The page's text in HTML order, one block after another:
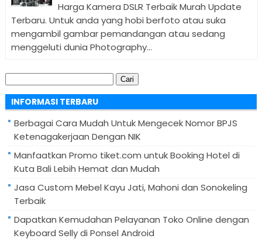
Harga Kamera DSLR Terbaik Murah Update
Terbaru. Untuk anda yang hobi berfoto atau suka
mengambil gambar pemandangan atau sedang
menggeluti dunia Photography...
Cari
untuk:
INFORMASI TERBARU
Berbagai Cara Mudah Untuk Mengecek Nomor BPJS
Ketenagakerjaan Dengan NIK
Manfaatkan Promo tiket.com untuk Booking Hotel di
Kuta Bali Lebih Hemat dan Mudah
Jasa Custom Mebel Kayu Jati, Mahoni dan Sonokeling
Terbaik
Dapatkan Kemudahan Pelayanan Toko Online dengan
Keyboard Selly di Ponsel Android